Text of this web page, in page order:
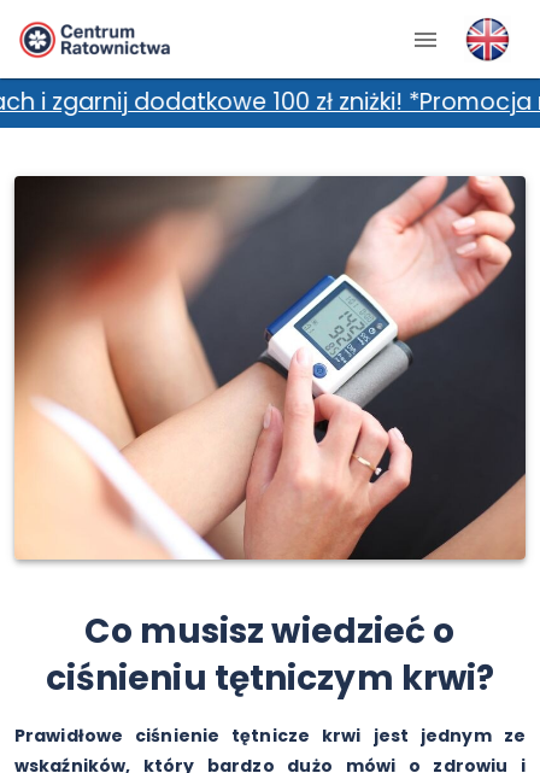
dodatkowe 100 zł zniżki! *Promocja nie
Co musisz wiedzieć o
ciśnieniu tętniczym krwi?
Prawidłowe ciśnienie tętnicze krwi jest jednym ze
wskaźników, który bardzo dużo mówi o zdrowiu i